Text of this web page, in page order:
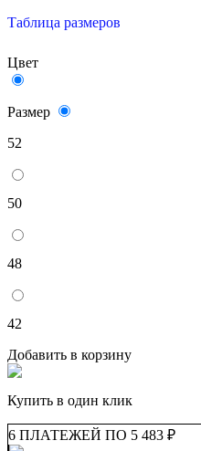
Таблица размеров
Цвет
Размер
52
50
48
42
Добавить в корзину
Купить в один клик
6 ПЛАТЕЖЕЙ ПО 5 483 ₽